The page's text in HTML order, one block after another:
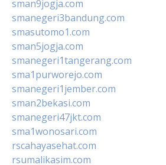
sman9jogja.com
smanegeri3bandung.com
smasutomo1.com
sman5jogja.com
smanegeri1tangerang.com
sma1purworejo.com
smanegeri1jember.com
sman2bekasi.com
smanegeri47jkt.com
sma1wonosari.com
rscahayasehat.com
rsumalikasim.com